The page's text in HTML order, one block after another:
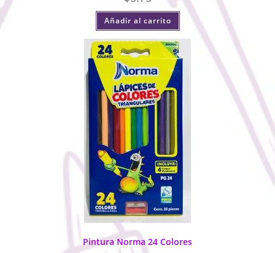
Añadir al carrito
Pintura Norma 24 Colores